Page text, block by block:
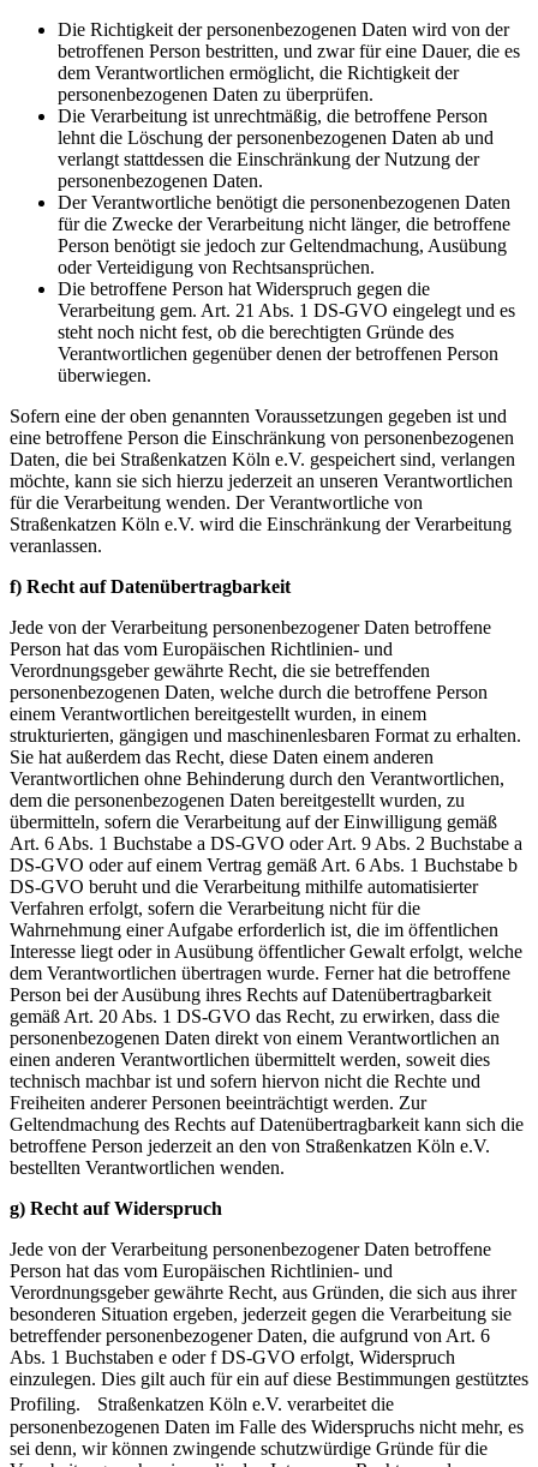
Die Richtigkeit der personenbezogenen Daten wird von der
betroffenen Person bestritten, und zwar für eine Dauer, die es
dem Verantwortlichen ermöglicht, die Richtigkeit der
personenbezogenen Daten zu überprüfen.
Die Verarbeitung ist unrechtmäßig, die betroffene Person
lehnt die Löschung der personenbezogenen Daten ab und
verlangt stattdessen die Einschränkung der Nutzung der
personenbezogenen Daten.
Der Verantwortliche benötigt die personenbezogenen Daten
für die Zwecke der Verarbeitung nicht länger, die betroffene
Person benötigt sie jedoch zur Geltendmachung, Ausübung
oder Verteidigung von Rechtsansprüchen.
Die betroffene Person hat Widerspruch gegen die
Verarbeitung gem. Art. 21 Abs. 1 DS-GVO eingelegt und es
steht noch nicht fest, ob die berechtigten Gründe des
Verantwortlichen gegenüber denen der betroffenen Person
überwiegen.
Sofern eine der oben genannten Voraussetzungen gegeben ist und
eine betroffene Person die Einschränkung von personenbezogenen
Daten, die bei Straßenkatzen Köln e.V. gespeichert sind, verlangen
möchte, kann sie sich hierzu jederzeit an unseren Verantwortlichen
für die Verarbeitung wenden. Der Verantwortliche von
Straßenkatzen Köln e.V. wird die Einschränkung der Verarbeitung
veranlassen.
f) Recht auf Datenübertragbarkeit
Jede von der Verarbeitung personenbezogener Daten betroffene
Person hat das vom Europäischen Richtlinien- und
Verordnungsgeber gewährte Recht, die sie betreffenden
personenbezogenen Daten, welche durch die betroffene Person
einem Verantwortlichen bereitgestellt wurden, in einem
strukturierten, gängigen und maschinenlesbaren Format zu erhalten.
Sie hat außerdem das Recht, diese Daten einem anderen
Verantwortlichen ohne Behinderung durch den Verantwortlichen,
dem die personenbezogenen Daten bereitgestellt wurden, zu
übermitteln, sofern die Verarbeitung auf der Einwilligung gemäß
Art. 6 Abs. 1 Buchstabe a DS-GVO oder Art. 9 Abs. 2 Buchstabe a
DS-GVO oder auf einem Vertrag gemäß Art. 6 Abs. 1 Buchstabe b
DS-GVO beruht und die Verarbeitung mithilfe automatisierter
Verfahren erfolgt, sofern die Verarbeitung nicht für die
Wahrnehmung einer Aufgabe erforderlich ist, die im öffentlichen
Interesse liegt oder in Ausübung öffentlicher Gewalt erfolgt, welche
dem Verantwortlichen übertragen wurde. Ferner hat die betroffene
Person bei der Ausübung ihres Rechts auf Datenübertragbarkeit
gemäß Art. 20 Abs. 1 DS-GVO das Recht, zu erwirken, dass die
personenbezogenen Daten direkt von einem Verantwortlichen an
einen anderen Verantwortlichen übermittelt werden, soweit dies
technisch machbar ist und sofern hiervon nicht die Rechte und
Freiheiten anderer Personen beeinträchtigt werden. Zur
Geltendmachung des Rechts auf Datenübertragbarkeit kann sich die
betroffene Person jederzeit an den von Straßenkatzen Köln e.V.
bestellten Verantwortlichen wenden.
g) Recht auf Widerspruch
Jede von der Verarbeitung personenbezogener Daten betroffene
Person hat das vom Europäischen Richtlinien- und
Verordnungsgeber gewährte Recht, aus Gründen, die sich aus ihrer
besonderen Situation ergeben, jederzeit gegen die Verarbeitung sie
betreffender personenbezogener Daten, die aufgrund von Art. 6
Abs. 1 Buchstaben e oder f DS-GVO erfolgt, Widerspruch
einzulegen. Dies gilt auch für ein auf diese Bestimmungen gestütztes
Profiling. Straßenkatzen Köln e.V. verarbeitet die
personenbezogenen Daten im Falle des Widerspruchs nicht mehr, es
sei denn, wir können zwingende schutzwürdige Gründe für die